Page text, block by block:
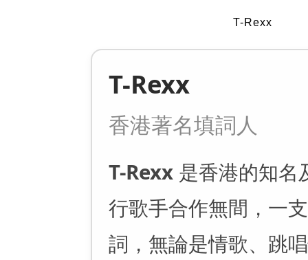
T-Rexx
T-Rexx
香港著名填詞人
T-Rexx是香港的知名
行歌手合作無間，一
詞，無論是情歌、跳